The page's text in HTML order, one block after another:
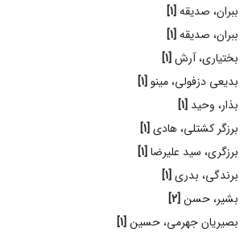
ببران، صدیقه [1]
ببران، صدیقه [1]
بختیاری، آرش [1]
بدیعی دزفولی، مینو [1]
بذار، وحید [1]
برزگر کشتلی، هادی [1]
برزگری، سید علیرضا [1]
برندگی، بدری [1]
بشیر، حسن [2]
بصیریان جهرمی، حسین [1]